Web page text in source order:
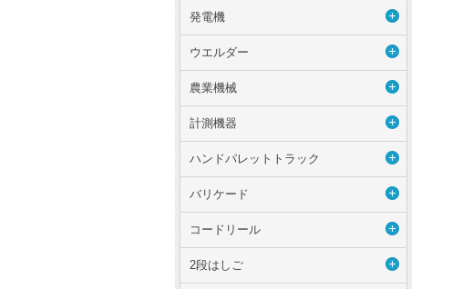
発電機
ウエルダー
農業機械
計測機器
ハンドパレットトラック
バリケード
コードリール
2段はしご